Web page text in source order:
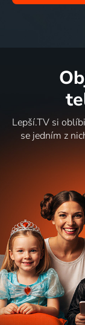
Lepší.TV si
se jedním z